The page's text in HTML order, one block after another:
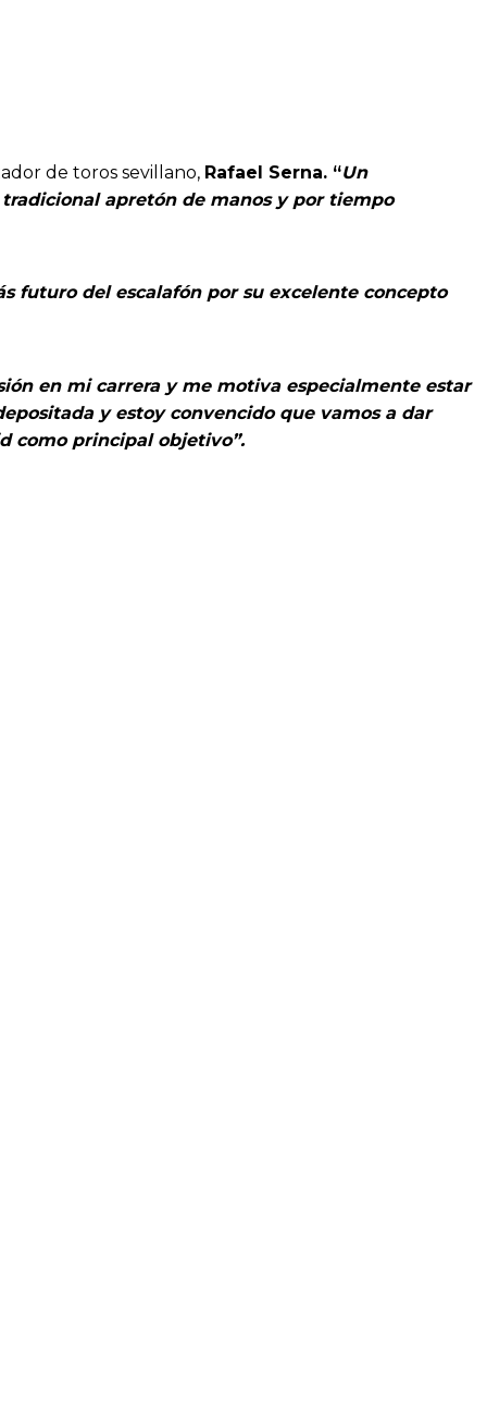
de toros sevillano, Rafael Serna. “Un
apretón de manos y por tiempo
futuro del escalafón por su excelente concepto
en mi carrera y me motiva especialmente estar
y estoy convencido que vamos a dar
como principal objetivo”.